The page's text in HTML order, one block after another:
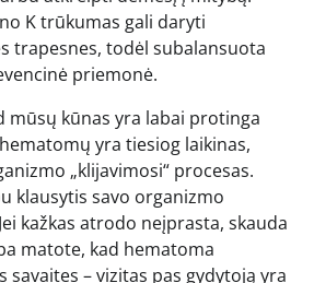
K trūkumas gali daryti
trapesnes, todėl subalansuota
priemonė.
mūsų kūnas yra labai protinga
yra tiesiog laikinas,
„klijavimosi“ procesas.
klausytis savo organizmo
kažkas atrodo neįprasta, skauda
matote, kad hematoma
savaites – vizitas pas gydytoją yra